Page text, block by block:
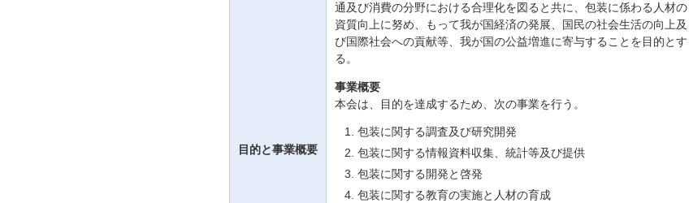
目的と事業概要
通及び消費の分野における合理化を図ると共に、包装に係わる人材の
資質向上に努め、もって我が国経済の発展、国民の社会生活の向上及
び国際社会への貢献等、我が国の公益増進に寄与することを目的とす
る。
事業概要
本会は、目的を達成するため、次の事業を行う。
包装に関する調査及び研究開発
包装に関する情報資料収集、統計等及び提供
包装に関する開発と啓発
包装に関する教育の実施と人材の育成